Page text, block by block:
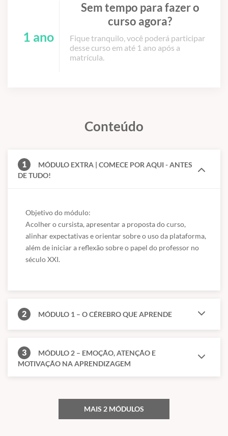
1 ano
Sem tempo para fazer o
curso agora?
Fique tranquilo, você poderá participar
desse curso em até 1 ano após a
matrícula.
Conteúdo
1
MÓDULO EXTRA | COMECE POR AQUI - ANTES
DE TUDO!
Objetivo do módulo:
Acolher o cursista, apresentar a proposta do curso,
alinhar expectativas e orientar sobre o uso da plataforma,
além de iniciar a reflexão sobre o papel do professor no
século XXI.
2 MÓDULO 1 – O CÉREBRO QUE APRENDE
3
MÓDULO 2 – EMOÇÃO, ATENÇÃO E
MOTIVAÇÃO NA APRENDIZAGEM
MAIS 2 MÓDULOS